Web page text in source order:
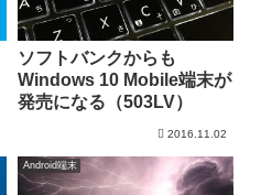
ソフトバンクからも
Windows 10 Mobile端末が
発売になる（503LV）
2016.11.02
Android端末